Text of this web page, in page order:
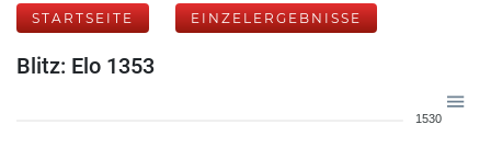
STARTSEITE EINZELERGEBNISSE
Blitz: Elo 1353
1530